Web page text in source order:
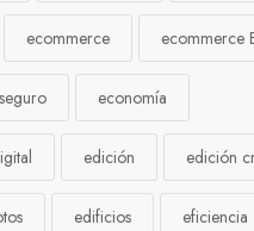
ecommerce ecommerce
economía
edición edición
edificios eficiencia